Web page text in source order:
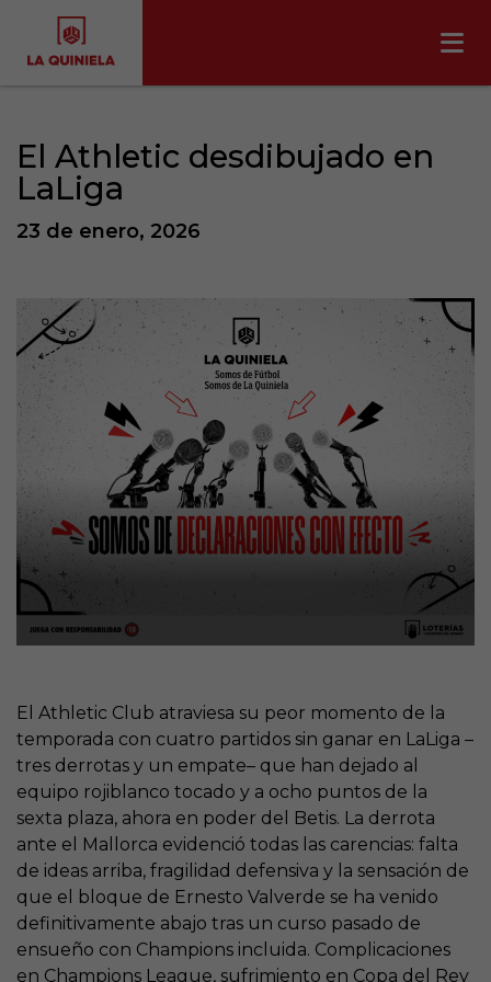
El Athletic desdibujado en
LaLiga
23 de enero, 2026
El Athletic Club atraviesa su peor momento de la
temporada con cuatro partidos sin ganar en LaLiga –
tres derrotas y un empate– que han dejado al
equipo rojiblanco tocado y a ocho puntos de la
sexta plaza, ahora en poder del Betis. La derrota
ante el Mallorca evidenció todas las carencias: falta
de ideas arriba, fragilidad defensiva y la sensación de
que el bloque de Ernesto Valverde se ha venido
definitivamente abajo tras un curso pasado de
ensueño con Champions incluida. Complicaciones
en Champions League, sufrimiento en Copa del Rey